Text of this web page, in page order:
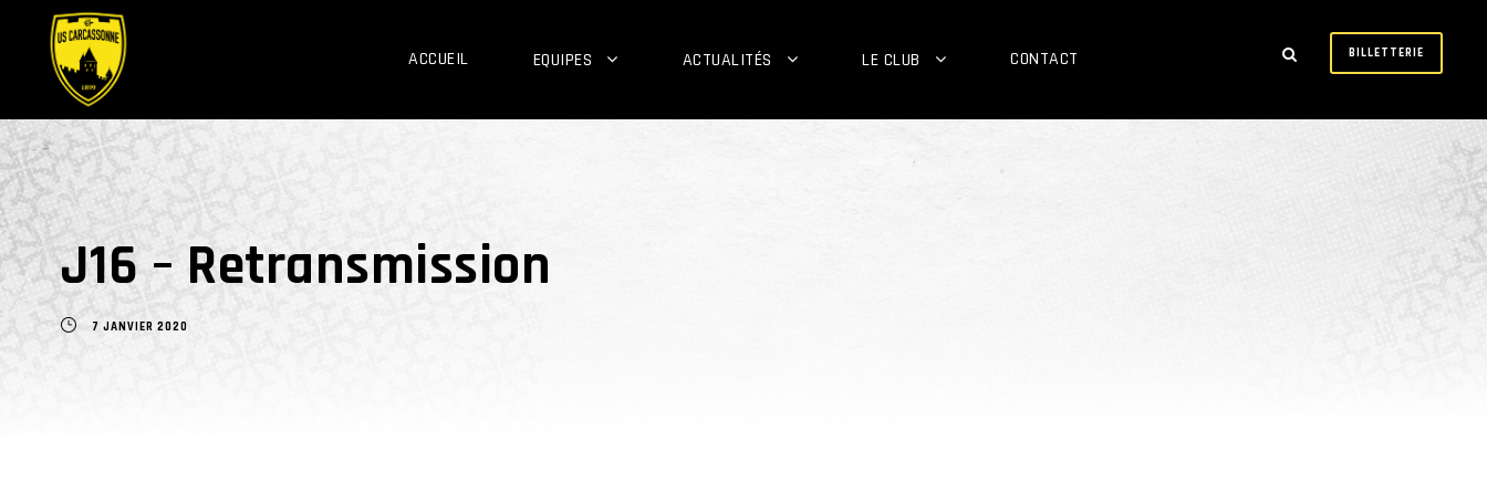
ACCUEIL EQUIPES ACTUALITÉS LE CLUB CONTACT BILLETTERIE
J16 – Retransmission
7 JANVIER 2020